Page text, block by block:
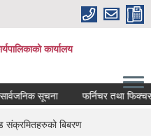
कार्यालय
सूचना फर्निचर तथा
संक्रमितहरुको बिबरण